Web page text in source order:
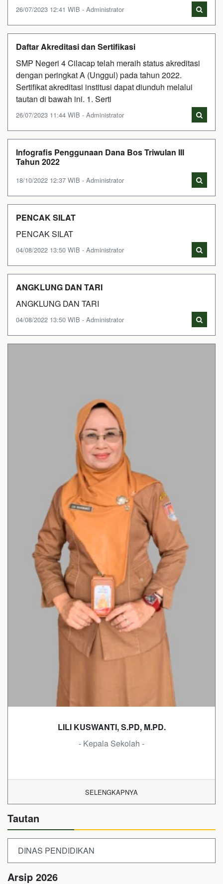
26/07/2023 12:41 WIB - Administrator
Daftar Akreditasi dan Sertifikasi
SMP Negeri 4 Cilacap telah meraih status akreditasi
dengan peringkat A (Unggul) pada tahun 2022.
Sertifikat akreditasi institusi dapat diunduh melalui
tautan di bawah ini. 1. Serti
26/07/2023 11:44 WIB - Administrator
Infografis Penggunaan Dana Bos Triwulan III
Tahun 2022
18/10/2022 12:37 WIB - Administrator
PENCAK SILAT
PENCAK SILAT
04/08/2022 13:50 WIB - Administrator
ANGKLUNG DAN TARI
ANGKLUNG DAN TARI
04/08/2022 13:50 WIB - Administrator
LILI KUSWANTI, S.PD, M.PD.
- Kepala Sekolah -
SELENGKAPNYA
Tautan
DINAS PENDIDIKAN
Arsip 2026